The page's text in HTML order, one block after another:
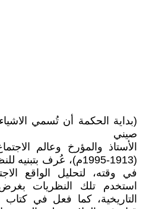
(بداية الحكمة أن تُسمي
صيني
الأستاذ والمؤرخ وعالم
(1913-1995م)، عُرف
في وقته، لتحليل الواقع
استخدم تلك النظريات
التاريخية، كما فعل في